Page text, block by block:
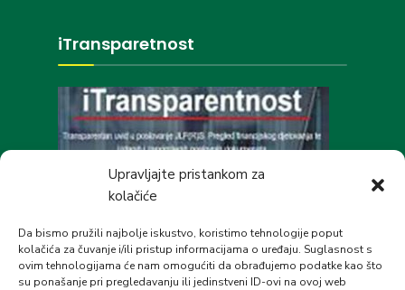
Upravljajte pristankom za
kolačiće
Da bismo pružili najbolje iskustvo, koristimo tehnologije poput
kolačića za čuvanje i/ili pristup informacijama o uređaju. Suglasnost s
ovim tehnologijama će nam omogućiti da obrađujemo podatke kao što
su ponašanje pri pregledavanju ili jedinstveni ID-ovi na ovoj web
iTransparetnost
Društvene mreže